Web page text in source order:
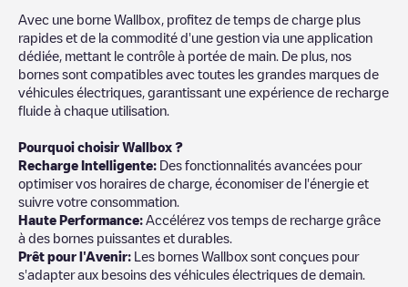
Avec une borne Wallbox, profitez de temps de charge plus
rapides et de la commodité d'une gestion via une application
dédiée, mettant le contrôle à portée de main. De plus, nos
bornes sont compatibles avec toutes les grandes marques de
véhicules électriques, garantissant une expérience de recharge
fluide à chaque utilisation.
Pourquoi choisir Wallbox ?
Recharge Intelligente: Des fonctionnalités avancées pour
optimiser vos horaires de charge, économiser de l'énergie et
suivre votre consommation.
Haute Performance: Accélérez vos temps de recharge grâce
à des bornes puissantes et durables.
Prêt pour l'Avenir: Les bornes Wallbox sont conçues pour
s'adapter aux besoins des véhicules électriques de demain.